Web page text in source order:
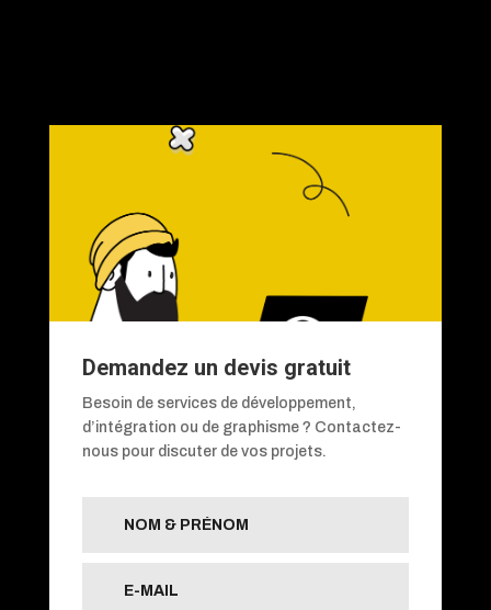
Demandez un devis gratuit
Besoin de services de développement,
d’intégration ou de graphisme ? Contactez-
nous pour discuter de vos projets.